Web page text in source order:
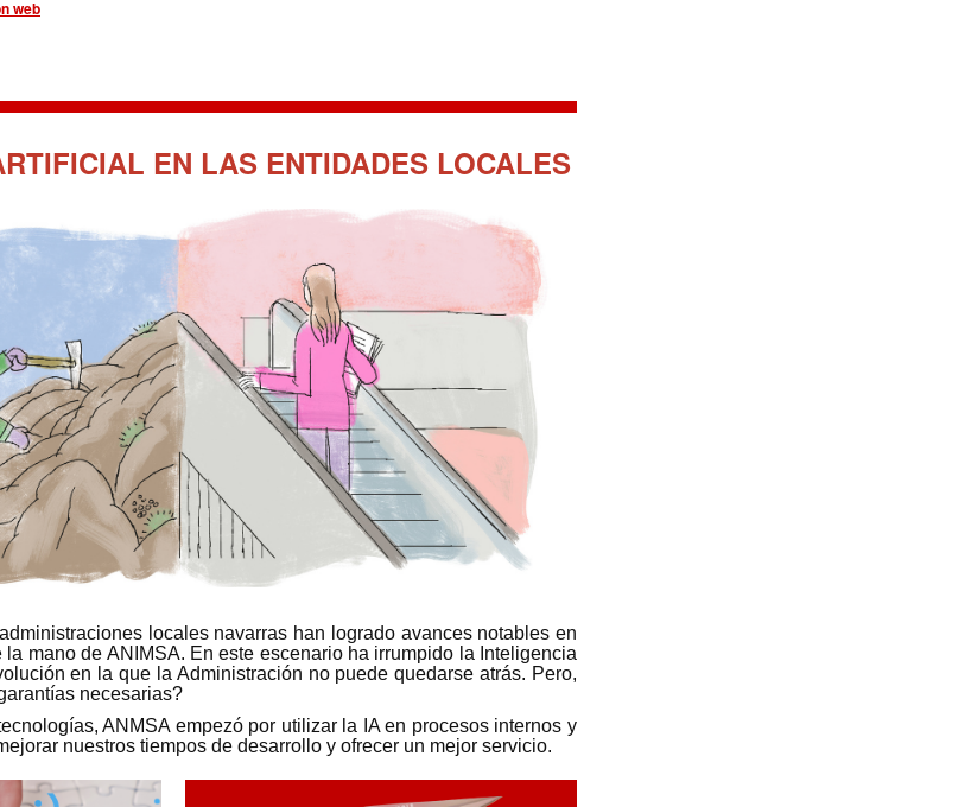
web
EN LAS ENTIDADES LOCALES
locales navarras han logrado avances notables en
mano de ANIMSA. En este escenario ha irrumpido la Inteligencia
en la que la Administración no puede quedarse atrás. Pero,
necesarias?
ANMSA empezó por utilizar la IA en procesos internos y
nuestros tiempos de desarrollo y ofrecer un mejor servicio.